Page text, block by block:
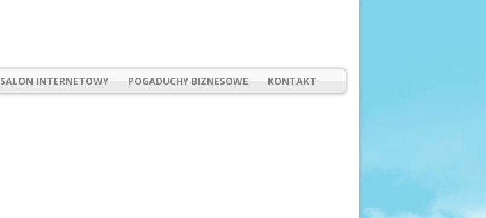
SALON INTERNETOWY POGADUCHY BIZNESOWE KONTAKT